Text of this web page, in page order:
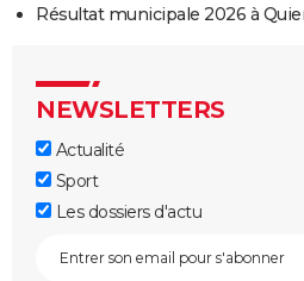
Résultat municipale 2026 à
NEWSLETTERS
Actualité
Sport
Les dossiers d'actu